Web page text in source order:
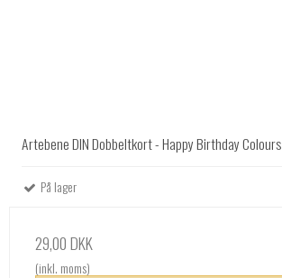
Artebene DIN Dobbeltkort - Happy Birthday Colours
På lager
29,00 DKK
(inkl. moms)